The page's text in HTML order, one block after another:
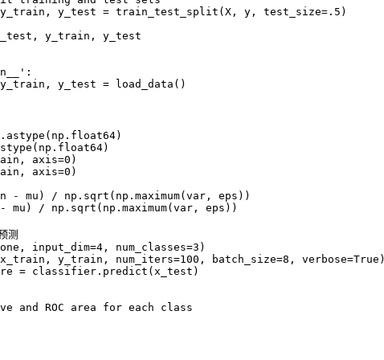
y_test = train_test_split(X, y, test_size=.5)
y_train, y_test
y_test = load_data()
axis=0)
axis=0)
- mu) / np.sqrt(np.maximum(var, eps))
mu) / np.sqrt(np.maximum(var, eps))
测
input_dim=4, num_classes=3)
y_train, num_iters=100, batch_size=8, verbose=True)
= classifier.predict(x_test)
and ROC area for each class